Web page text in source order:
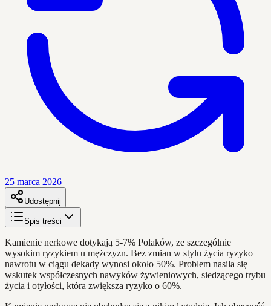
25 marca 2026
Udostępnij
Spis treści
Kamienie nerkowe dotykają 5-7% Polaków, ze szczególnie
wysokim ryzykiem u mężczyzn. Bez zmian w stylu życia ryzyko
nawrotu w ciągu dekady wynosi około 50%. Problem nasila się
wskutek współczesnych nawyków żywieniowych, siedzącego trybu
życia i otyłości, która zwiększa ryzyko o 60%.